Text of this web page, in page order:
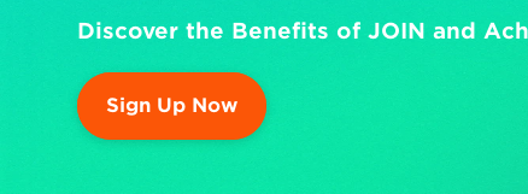
Discover the Benefits of JOIN and
Sign Up Now